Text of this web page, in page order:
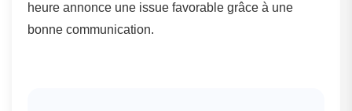
heure annonce une issue favorable grâce à une
bonne communication.